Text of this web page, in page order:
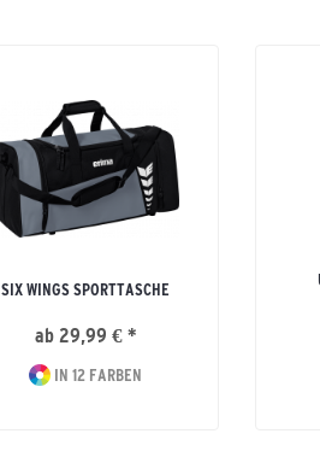
SIX WINGS SPORTTASCHE
ab 29,99 € *
IN 12 FARBEN